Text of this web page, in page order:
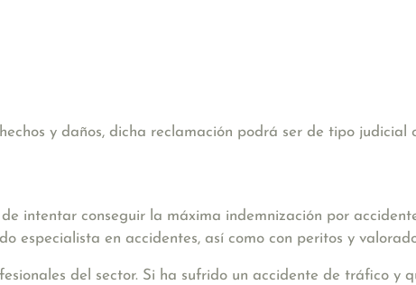
y daños, dicha reclamación podrá ser de tipo judicial
intentar conseguir la máxima indemnización por
especialista en accidentes, así como con peritos y
del sector. Si ha sufrido un accidente de tráfico y